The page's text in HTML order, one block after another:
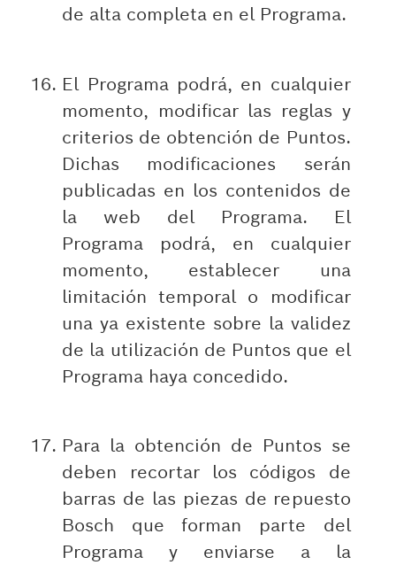
de alta completa en el Programa.
El Programa podrá, en cualquier
momento, modificar las reglas y
criterios de obtención de Puntos.
Dichas modificaciones serán
publicadas en los contenidos de
la web del Programa. El
Programa podrá, en cualquier
momento, establecer una
limitación temporal o modificar
una ya existente sobre la validez
de la utilización de Puntos que el
Programa haya concedido.
Para la obtención de Puntos se
deben recortar los códigos de
barras de las piezas de repuesto
Bosch que forman parte del
Programa y enviarse a la